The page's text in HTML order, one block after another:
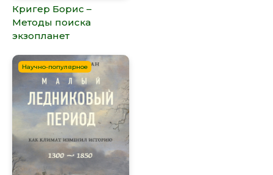
Кригер Борис –
Методы поиска
экзопланет
Научно-популярное